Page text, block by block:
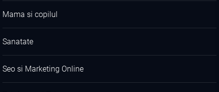
Mama si copilul
Sanatate
Seo si Marketing Online